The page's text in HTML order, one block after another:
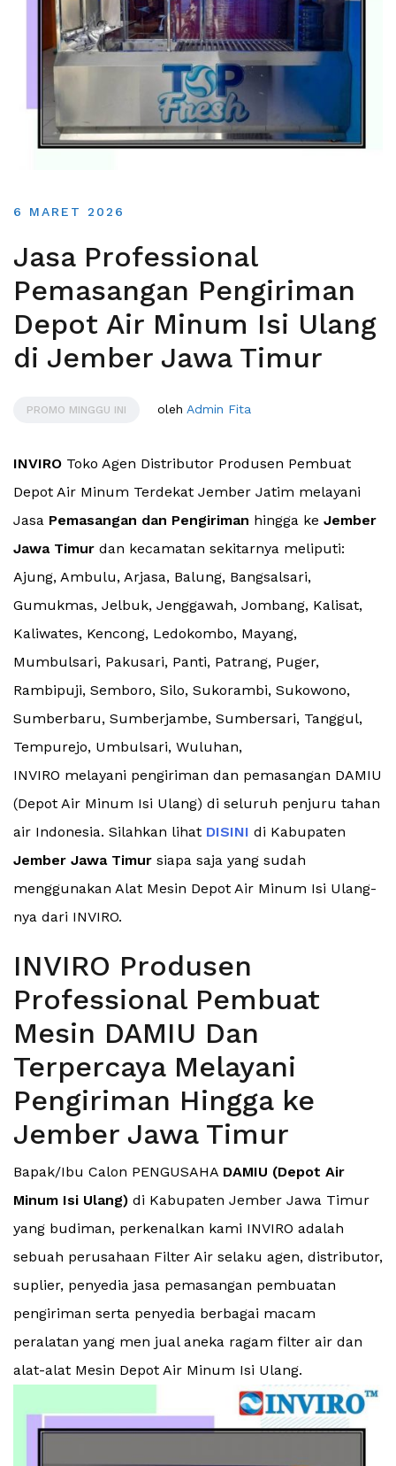
6 MARET 2026
Jasa Professional
Pemasangan Pengiriman
Depot Air Minum Isi Ulang
di Jember Jawa Timur
PROMO MINGGU INI oleh Admin Fita
INVIRO Toko Agen Distributor Produsen Pembuat
Depot Air Minum Terdekat Jember Jatim melayani
Jasa Pemasangan dan Pengiriman hingga ke Jember
Jawa Timur dan kecamatan sekitarnya meliputi:
Ajung, Ambulu, Arjasa, Balung, Bangsalsari,
Gumukmas, Jelbuk, Jenggawah, Jombang, Kalisat,
Kaliwates, Kencong, Ledokombo, Mayang,
Mumbulsari, Pakusari, Panti, Patrang, Puger,
Rambipuji, Semboro, Silo, Sukorambi, Sukowono,
Sumberbaru, Sumberjambe, Sumbersari, Tanggul,
Tempurejo, Umbulsari, Wuluhan,
INVIRO melayani pengiriman dan pemasangan DAMIU
(Depot Air Minum Isi Ulang) di seluruh penjuru tahan
air Indonesia. Silahkan lihat DISINI di Kabupaten
Jember Jawa Timur siapa saja yang sudah
menggunakan Alat Mesin Depot Air Minum Isi Ulang-
nya dari INVIRO.
INVIRO Produsen
Professional Pembuat
Mesin DAMIU Dan
Terpercaya Melayani
Pengiriman Hingga ke
Jember Jawa Timur
Bapak/Ibu Calon PENGUSAHA DAMIU (Depot Air
Minum Isi Ulang) di Kabupaten Jember Jawa Timur
yang budiman, perkenalkan kami INVIRO adalah
sebuah perusahaan Filter Air selaku agen, distributor,
suplier, penyedia jasa pemasangan pembuatan
pengiriman serta penyedia berbagai macam
peralatan yang men jual aneka ragam filter air dan
alat-alat Mesin Depot Air Minum Isi Ulang.